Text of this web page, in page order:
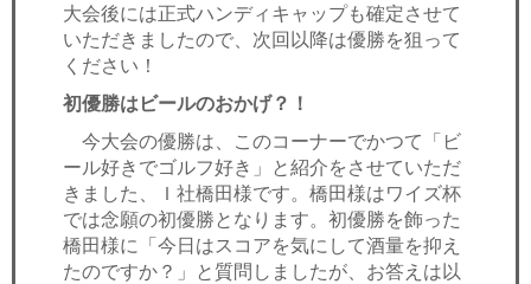
大会後には正式ハンディキャップも確定させて
いただきましたので、次回以降は優勝を狙って
ください！
初優勝はビールのおかげ？！
今大会の優勝は、このコーナーでかつて「ビ
ール好きでゴルフ好き」と紹介をさせていただ
きました、Ｉ社橋田様です。橋田様はワイズ杯
では念願の初優勝となります。初優勝を飾った
橋田様に「今日はスコアを気にして酒量を抑え
たのですか？」と質問しましたが、お答えは以